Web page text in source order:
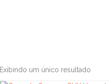
Exibindo um único resultado